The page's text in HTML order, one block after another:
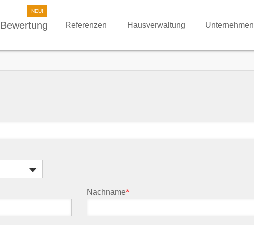
Bewertung Referenzen Hausverwaltung Unternehmen
Nachname*